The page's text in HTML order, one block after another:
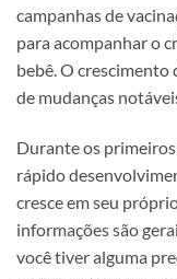
campanhas de
para acompanhar o
bebê. O crescimento
de mudanças
Durante os primeiros
rápido
cresce em seu
informações são
você tiver alguma